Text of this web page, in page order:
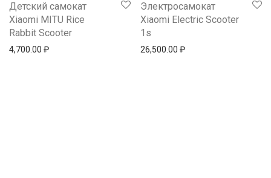
Детский самокат
Xiaomi MITU Rice
Rabbit Scooter
4,700.00 ₽
Электросамокат
Xiaomi Electric Scooter
1s
26,500.00 ₽